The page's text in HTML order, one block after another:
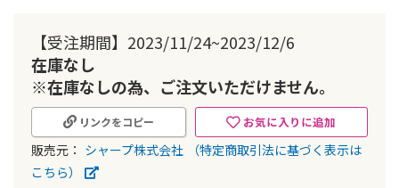
【受注期間】2023/11/24~2023/12/6
在庫なし
※在庫なしの為、ご注文いただけません。
お気に入りに追加
リンクをコピー
販売元： シャープ株式会社
（特定商取引法に基づく表示は
こちら）